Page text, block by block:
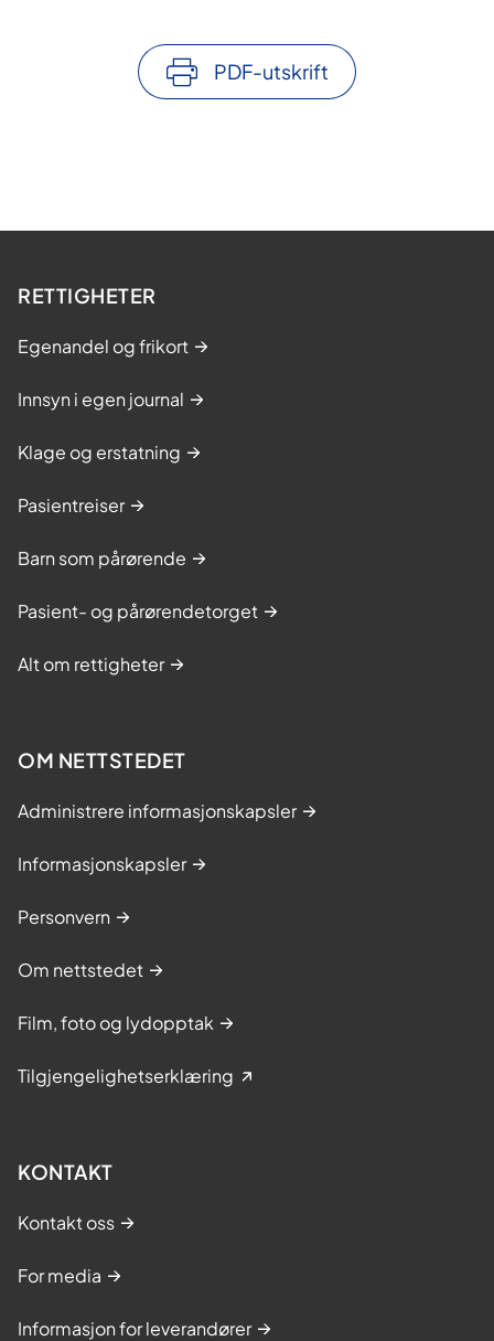
PDF-utskrift
RETTIGHETER
Egenandel og frikort
Innsyn i egen journal
Klage og erstatning
Pasientreiser
Barn som pårørende
Pasient- og pårørendetorget
Alt om rettigheter
OM NETTSTEDET
Administrere informasjonskapsler
Informasjonskapsler
Personvern
Om nettstedet
Film, foto og lydopptak
Tilgjengelighetserklæring
KONTAKT
Kontakt oss
For media
Informasjon for leverandører